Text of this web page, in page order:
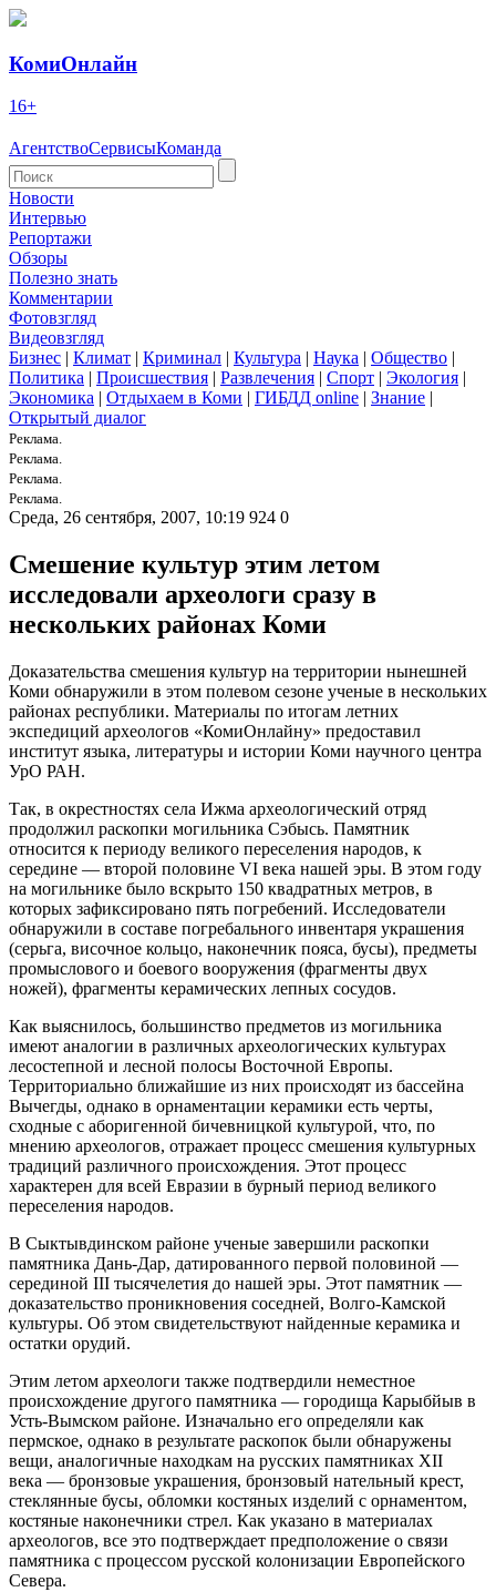
КомиОнлайн
16+
АгентствоСервисыКоманда
Новости
Интервью
Репортажи
Обзоры
Полезно знать
Комментарии
Фотовзгляд
Видеовзгляд
Бизнес | Климат | Криминал | Культура | Наука | Общество |
Политика | Происшествия | Развлечения | Спорт | Экология |
Экономика | Отдыхаем в Коми | ГИБДД online | Знание |
Открытый диалог
Реклама.
Реклама.
Реклама.
Реклама.
Среда, 26 сентября, 2007, 10:19 924 0
Смешение культур этим летом
исследовали археологи сразу в
нескольких районах Коми
Доказательства смешения культур на территории нынешней
Коми обнаружили в этом полевом сезоне ученые в нескольких
районах республики. Материалы по итогам летних
экспедиций археологов «КомиОнлайну» предоставил
институт языка, литературы и истории Коми научного центра
УрО РАН.
Так, в окрестностях села Ижма археологический отряд
продолжил раскопки могильника Сэбысь. Памятник
относится к периоду великого переселения народов, к
середине — второй половине VI века нашей эры. В этом году
на могильнике было вскрыто 150 квадратных метров, в
которых зафиксировано пять погребений. Исследователи
обнаружили в составе погребального инвентаря украшения
(серьга, височное кольцо, наконечник пояса, бусы), предметы
промыслового и боевого вооружения (фрагменты двух
ножей), фрагменты керамических лепных сосудов.
Как выяснилось, большинство предметов из могильника
имеют аналогии в различных археологических культурах
лесостепной и лесной полосы Восточной Европы.
Территориально ближайшие из них происходят из бассейна
Вычегды, однако в орнаментации керамики есть черты,
сходные с аборигенной бичевницкой культурой, что, по
мнению археологов, отражает процесс смешения культурных
традиций различного происхождения. Этот процесс
характерен для всей Евразии в бурный период великого
переселения народов.
В Сыктывдинском районе ученые завершили раскопки
памятника Дань-Дар, датированного первой половиной —
серединой III тысячелетия до нашей эры. Этот памятник —
доказательство проникновения соседней, Волго-Камской
культуры. Об этом свидетельствуют найденные керамика и
остатки орудий.
Этим летом археологи также подтвердили неместное
происхождение другого памятника — городища Карыбйыв в
Усть-Вымском районе. Изначально его определяли как
пермское, однако в результате раскопок были обнаружены
вещи, аналогичные находкам на русских памятниках XII
века — бронзовые украшения, бронзовый нательный крест,
стеклянные бусы, обломки костяных изделий с орнаментом,
костяные наконечники стрел. Как указано в материалах
археологов, все это подтверждает предположение о связи
памятника с процессом русской колонизации Европейского
Севера.